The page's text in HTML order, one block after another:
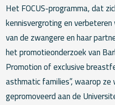
Het FOCUS-programma, dat
kennisvergroting en
van de zwangere en haar
het promotieonderzoek van
Promotion of exclusive
asthmatic families”, waarop
gepromoveerd aan de